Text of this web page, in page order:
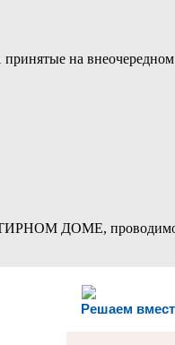
на
проводимого в
Решаем